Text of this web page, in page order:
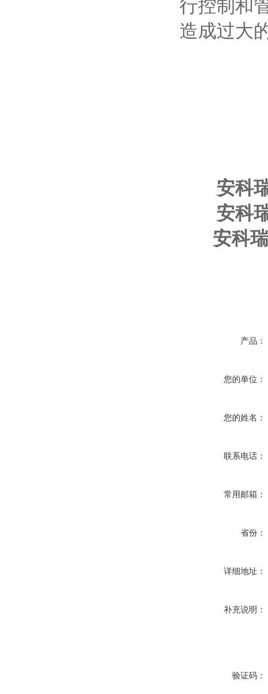
行控制和
造成过大
安科
安科
安科
产品：
您的单位：
您的姓名：
联系电话：
常用邮箱：
省份：
详细地址：
补充说明：
验证码：